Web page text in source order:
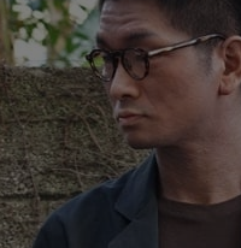
アー
アナト